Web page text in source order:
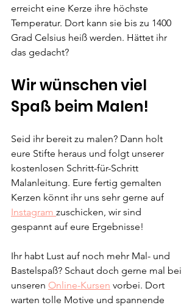
erreicht eine Kerze ihre höchste
Temperatur. Dort kann sie bis zu 1400
Grad Celsius heiß werden. Hättet ihr
das gedacht?
Wir wünschen viel
Spaß beim Malen!
Seid ihr bereit zu malen? Dann holt
eure Stifte heraus und folgt unserer
kostenlosen Schritt-für-Schritt
Malanleitung. Eure fertig gemalten
Kerzen könnt ihr uns sehr gerne auf
Instagram zuschicken, wir sind
gespannt auf eure Ergebnisse!
Ihr habt Lust auf noch mehr Mal- und
Bastelspaß? Schaut doch gerne mal bei
unseren Online-Kursen vorbei. Dort
warten tolle Motive und spannende